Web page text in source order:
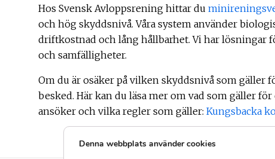
Hos Svensk Avloppsrening hittar du
och hög skyddsnivå. Våra system använder
driftkostnad och lång hållbarhet. Vi har
och samfälligheter.
Om du är osäker på vilken skyddsnivå som
besked. Här kan du läsa mer om vad som gäller
ansöker och vilka regler som gäller: Kungsbacka
Denna webbplats använder cookies